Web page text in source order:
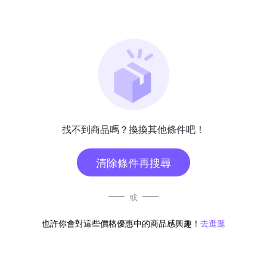
找不到商品嗎？換換其他條件吧！
清除條件再搜尋
或
也許你會對這些價格優惠中的商品感興趣！ 去逛逛